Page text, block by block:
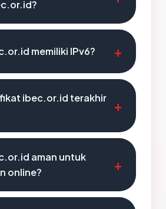
memiliki IPv6?
ibec.or.id terakhir
aman untuk
online?